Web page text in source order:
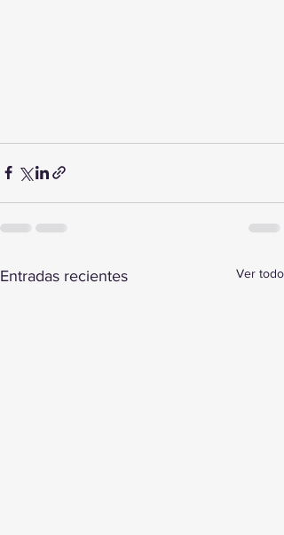
Entradas recientes Ver todo